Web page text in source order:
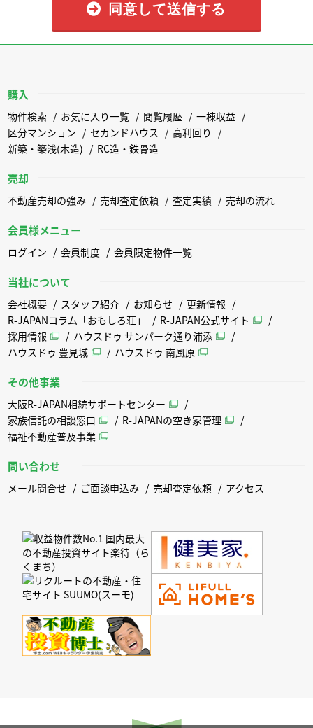
同意して送信する
購入
物件検索 お気に入り一覧 閲覧履歴
一棟収益
区分マンション
セカンドハウス
高利回り
新築・築浅(木造)
RC造・鉄骨造
売却
不動産売却の強み 売却査定依頼 査定実績 売却の流れ
会員様メニュー
ログイン 会員制度 会員限定物件一覧
当社について
会社概要 スタッフ紹介 お知らせ
更新情報
R-JAPANコラム「おもしろ荘」
R-JAPAN公式サイト
採用情報
ハウスドゥ サンパーク通り浦添
ハウスドゥ 豊見城
ハウスドゥ 南風原
その他事業
大阪R-JAPAN相続サポートセンター
家族信託の相談窓口
R-JAPANの空き家管理
福祉不動産普及事業
問い合わせ
メール問合せ ご面談申込み 売却査定依頼 アクセス